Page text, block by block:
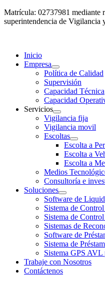
Matrícula: 02737981 mediante
superintendencia de Vigilancia
Inicio
Empresa
Política de Calidad
Supervisión
Capacidad Técnica
Capacidad
Servicios
Vigilancia fija
Vigilancia movil
Escoltas
Escolta a
Escolta a
Escolta a
Medios
Consultoría e
Soluciones
Software de
Sistema de
Sistema de
Sistemas de
Software de
Sistema de
Sistema GPS
Trabaje con Nosotros
Contáctenos